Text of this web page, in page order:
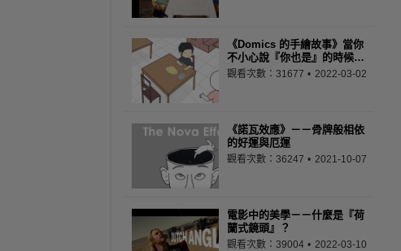
《Domics 的手繪故事》當你
不小心說『你也是』的時候…
觀看次數：31677 2022-03-02
《諾瓦效應》－－骨牌般相依
的好運與厄運
觀看次數：36247 2021-10-07
電影中的美學－－什麼是『荷
蘭式鏡頭』？
觀看次數：39004 2022-03-10